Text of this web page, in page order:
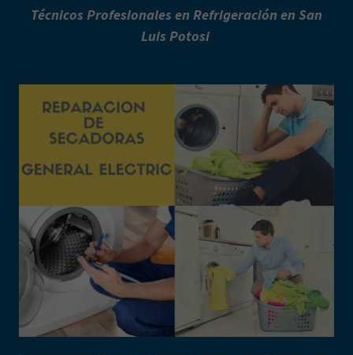
Técnicos Profesionales en Refrigeración en San
Luis Potosi